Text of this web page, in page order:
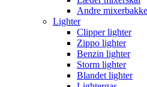
Andre
Lighter
Clipper lighter
Zippo lighter
Benzin lighter
Storm lighter
Blandet lighter